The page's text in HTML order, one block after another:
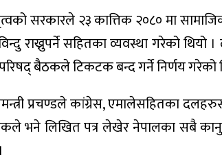
सरकारले २३ कात्तिक २०८० मा
राख्नुपर्ने सहितका व्यवस्था गरेको
बैठकले टिकटक बन्द गर्ने निर्णय गरेको
प्रचण्डले कांग्रेस, एमालेसहितका
भने लिखित पत्र लेखेर नेपालका सबै कानुन